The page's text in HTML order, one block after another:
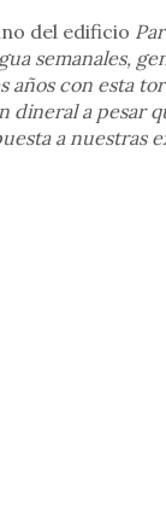
del edificio
semanales,
años con esta
dineral a pesar
a nuestras